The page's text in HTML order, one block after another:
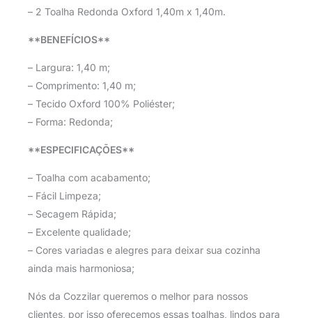
– 2 Toalha Redonda Oxford 1,40m x 1,40m.
**BENEFÍCIOS**
– Largura: 1,40 m;
– Comprimento: 1,40 m;
– Tecido Oxford 100% Poliéster;
– Forma: Redonda;
**ESPECIFICAÇÕES**
– Toalha com acabamento;
– Fácil Limpeza;
– Secagem Rápida;
– Excelente qualidade;
– Cores variadas e alegres para deixar sua cozinha
ainda mais harmoniosa;
Nós da Cozzilar queremos o melhor para nossos
clientes, por isso oferecemos essas toalhas, lindos para